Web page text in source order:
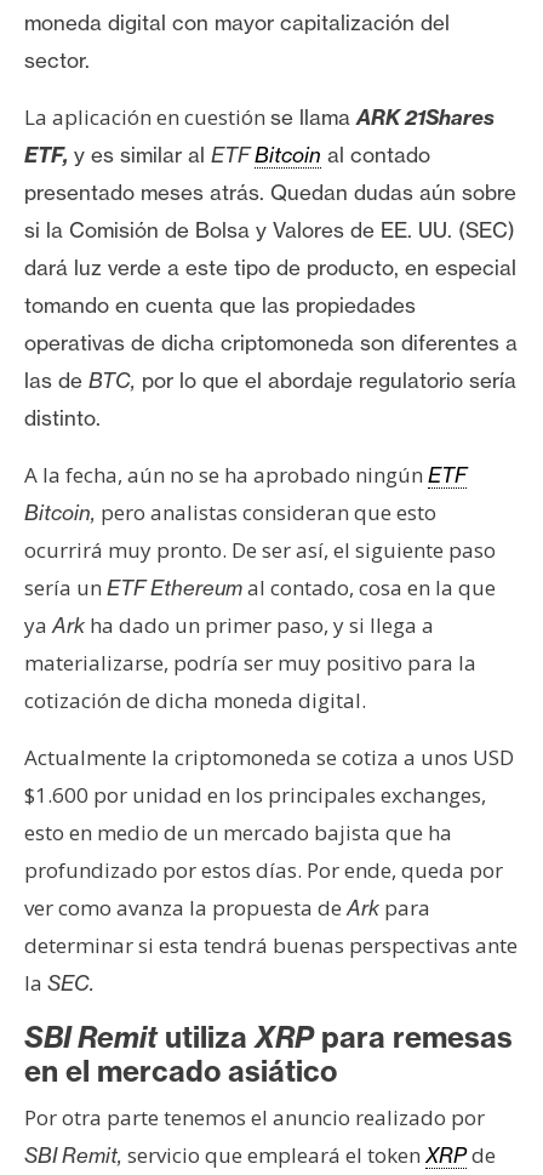
e
m
a
R
c
u
r
o
s
C
o
n
a
t
o
y
P
b
l
i
i
d
a
moneda digital con mayor capitalización del
sector.
La aplicación en cuestión se llama ARK 21Shares
ETF, y es similar al ETFBitcoin al contado
presentado meses atrás. Quedan dudas aún sobre
si la Comisión de Bolsa y Valores de EE. UU. (SEC)
dará luz verde a este tipo de producto, en especial
tomando en cuenta que las propiedades
operativas de dicha criptomoneda son diferentes a
las de BTC, por lo que el abordaje regulatorio sería
distinto.
A la fecha, aún no se ha aprobado ningún ETF
Bitcoin, pero analistas consideran que esto
ocurrirá muy pronto. De ser así, el siguiente paso
sería un ETF Ethereumal contado, cosa en la que
yaArk ha dado un primer paso, y si llega a
materializarse, podría ser muy positivo para la
cotización de dicha moneda digital.
Actualmente la criptomoneda se cotiza a unos USD
$1.600 por unidad en los principales exchanges,
esto en medio de un mercado bajista que ha
profundizado por estos días. Por ende, queda por
ver como avanza la propuesta deArk para
determinar si esta tendrá buenas perspectivas ante
la SEC.
SBI RemitutilizaXRPpara remesas
en el mercado asiático
Por otra parte tenemos el anuncio realizado por
SBI Remit, servicio que empleará el tokenXRPde